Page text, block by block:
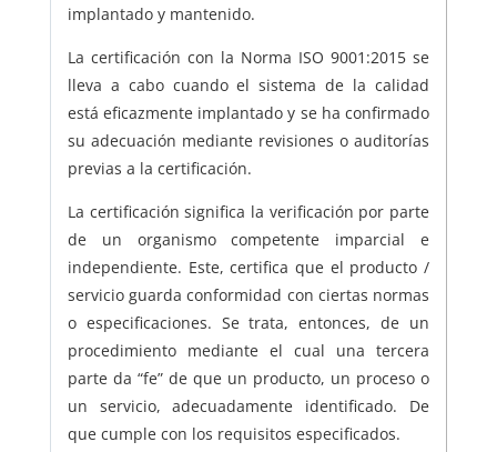
implantado y mantenido.
La certificación con la Norma ISO 9001:2015 se
lleva a cabo cuando el sistema de la calidad
está eficazmente implantado y se ha confirmado
su adecuación mediante revisiones o auditorías
previas a la certificación.
La certificación significa la verificación por parte
de un organismo competente imparcial e
independiente. Este, certifica que el producto /
servicio guarda conformidad con ciertas normas
o especificaciones. Se trata, entonces, de un
procedimiento mediante el cual una tercera
parte da “fe” de que un producto, un proceso o
un servicio, adecuadamente identificado. De
que cumple con los requisitos especificados.